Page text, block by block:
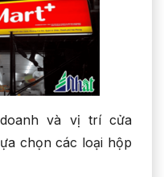
và vị trí cửa
chọn các loại hộp